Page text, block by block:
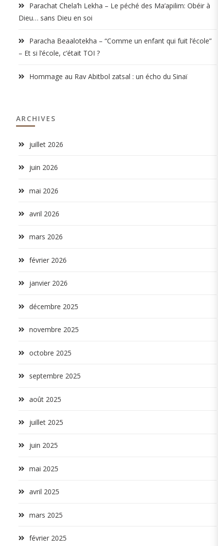
Parachat Chela’h Lekha – Le péché des Ma’apilim: Obéir à
Dieu… sans Dieu en soi
Paracha Beaalotekha – “Comme un enfant qui fuit l’école”
– Et si l’école, c’était TOI ?
Hommage au Rav Abitbol zatsal : un écho du Sinaï
ARCHIVES
juillet 2026
juin 2026
mai 2026
avril 2026
mars 2026
février 2026
janvier 2026
décembre 2025
novembre 2025
octobre 2025
septembre 2025
août 2025
juillet 2025
juin 2025
mai 2025
avril 2025
mars 2025
février 2025